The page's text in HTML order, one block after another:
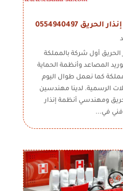
0554940497
أول شركة بالمملكة
المصاعد وأنظمة الحماية
كما نعمل طوال اليوم
الرسمية. لدينا مهندسين
ومهندسي أنظمة إنذار
في...